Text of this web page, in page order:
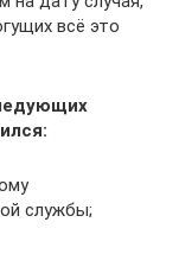
всё это
службы;